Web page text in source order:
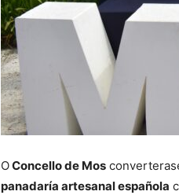
OConcello de Mos
panadaría artesanal española